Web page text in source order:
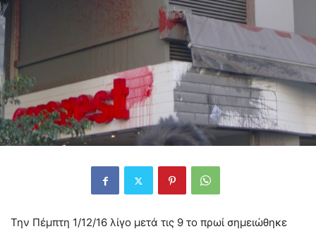
Την Πέμπτη 1/12/16 λίγο μετά τις 9 το πρωί σημειώθηκε